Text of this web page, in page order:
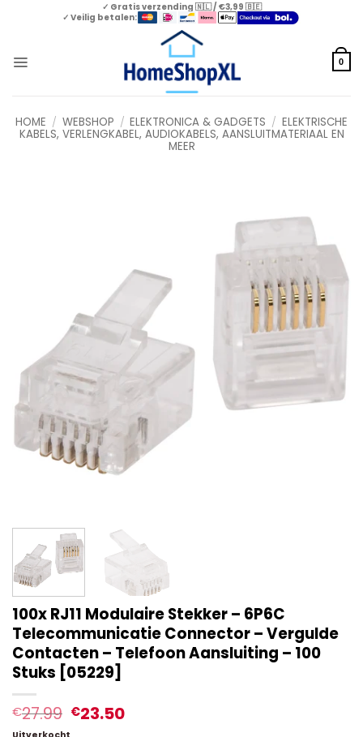
✓ Gratis verzending 🇳🇱 / €3,99 🇧🇪
✓ Veilig betalen:
0
HOME / WEBSHOP / ELEKTRONICA & GADGETS / ELEKTRISCHE
KABELS, VERLENGKABEL, AUDIOKABELS, AANSLUITMATERIAAL EN
MEER
100x RJ11 Modulaire Stekker – 6P6C
Telecommunicatie Connector – Vergulde
Contacten – Telefoon Aansluiting – 100
Stuks [05229]
€27.99 €23.50